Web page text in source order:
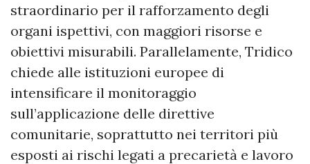
straordinario per il rafforzamento degli
organi ispettivi, con maggiori risorse e
obiettivi misurabili. Parallelamente, Tridico
chiede alle istituzioni europee di
intensificare il monitoraggio
sull’applicazione delle direttive
comunitarie, soprattutto nei territori più
esposti ai rischi legati a precarietà e lavoro